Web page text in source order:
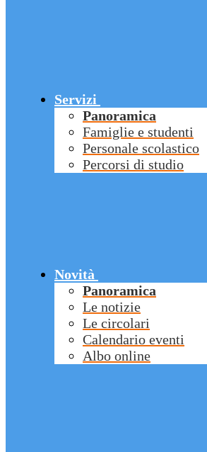
Servizi
Panoramica
Famiglie e studenti
Personale scolastico
Percorsi di studio
Novità
Panoramica
Le notizie
Le circolari
Calendario eventi
Albo online